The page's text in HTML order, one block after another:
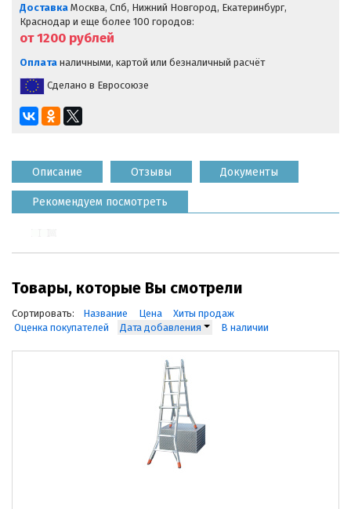
Доставка Москва, Спб, Нижний Новгород, Екатеринбург,
Краснодар и еще более 100 городов:
от 1200 рублей
Оплата наличными, картой или безналичный расчёт
Сделано в Евросоюзе
Описание Отзывы Документы
Рекомендуем посмотреть
Товары, которые Вы смотрели
Сортировать: Название Цена
Хиты продаж
Оценка покупателей
Дата добавления В наличии